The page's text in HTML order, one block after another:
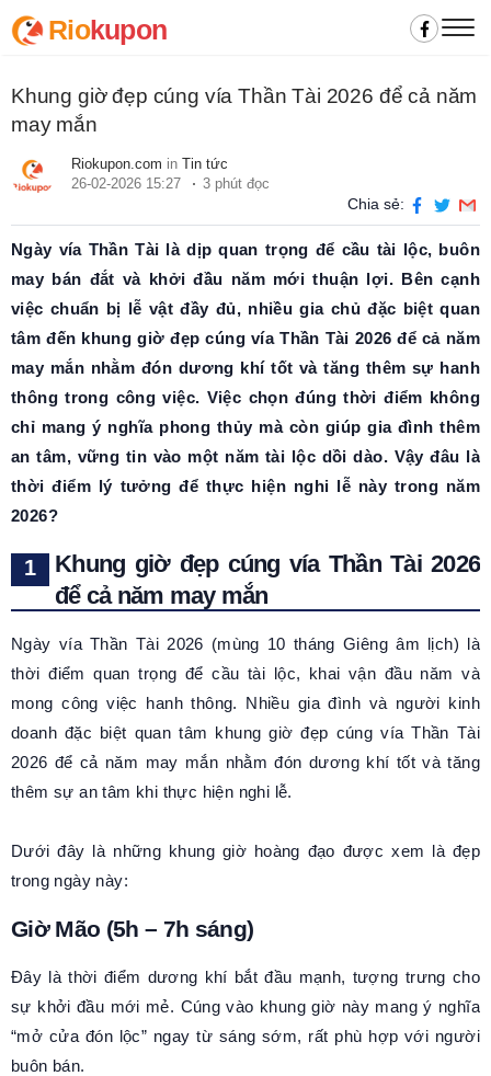
Riokupon
Khung giờ đẹp cúng vía Thần Tài 2026 để cả năm
may mắn
Riokupon.com in Tin tức
26-02-2026 15:27
3 phút đọc
Chia sẻ:
Ngày vía Thần Tài là dịp quan trọng để cầu tài lộc, buôn
may bán đắt và khởi đầu năm mới thuận lợi. Bên cạnh
việc chuẩn bị lễ vật đầy đủ, nhiều gia chủ đặc biệt quan
tâm đến khung giờ đẹp cúng vía Thần Tài 2026 để cả năm
may mắn nhằm đón dương khí tốt và tăng thêm sự hanh
thông trong công việc. Việc chọn đúng thời điểm không
chỉ mang ý nghĩa phong thủy mà còn giúp gia đình thêm
an tâm, vững tin vào một năm tài lộc dồi dào. Vậy đâu là
thời điểm lý tưởng để thực hiện nghi lễ này trong năm
2026?
Khung giờ đẹp cúng vía Thần Tài 2026
để cả năm may mắn
Ngày vía Thần Tài 2026 (mùng 10 tháng Giêng âm lịch) là
thời điểm quan trọng để cầu tài lộc, khai vận đầu năm và
mong công việc hanh thông. Nhiều gia đình và người kinh
doanh đặc biệt quan tâm khung giờ đẹp cúng vía Thần Tài
2026 để cả năm may mắn nhằm đón dương khí tốt và tăng
thêm sự an tâm khi thực hiện nghi lễ.
Dưới đây là những khung giờ hoàng đạo được xem là đẹp
trong ngày này:
Giờ Mão (5h – 7h sáng)
Đây là thời điểm dương khí bắt đầu mạnh, tượng trưng cho
sự khởi đầu mới mẻ. Cúng vào khung giờ này mang ý nghĩa
“mở cửa đón lộc” ngay từ sáng sớm, rất phù hợp với người
buôn bán.